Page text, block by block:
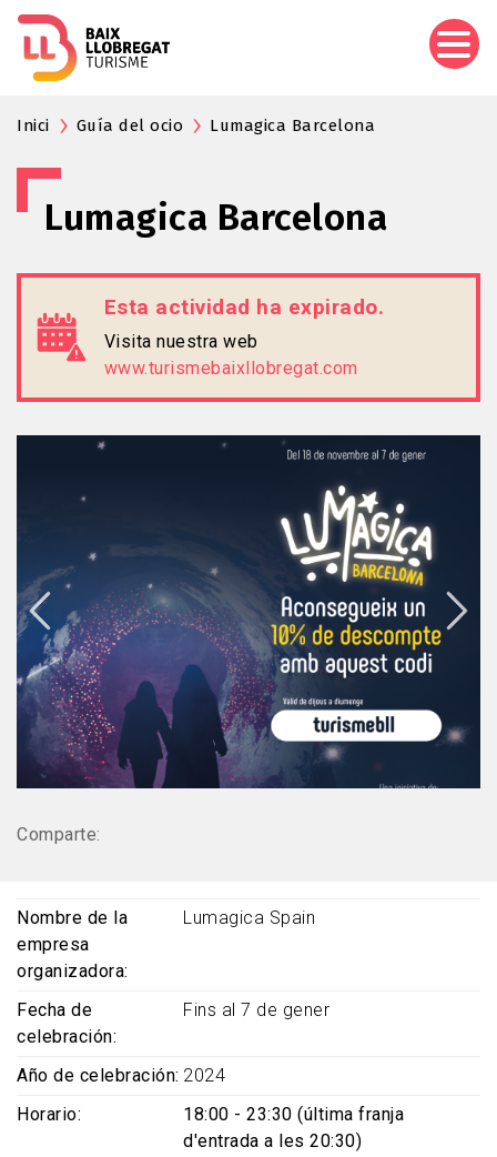
Inici Guía del ocio Lumagica Barcelona
Lumagica Barcelona
Esta actividad ha expirado.
Visita nuestra web
www.turismebaixllobregat.com
Comparte:
Nombre de la
empresa
organizadora
Lumagica Spain
Fecha de
celebración
Fins al 7 de gener
Año de celebración 2024
Horario
18:00 - 23:30 (última franja
d'entrada a les 20:30)